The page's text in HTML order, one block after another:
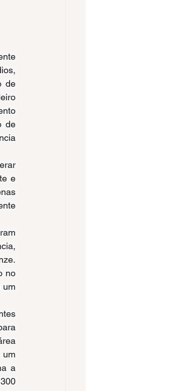
de
de
e
no
um
a